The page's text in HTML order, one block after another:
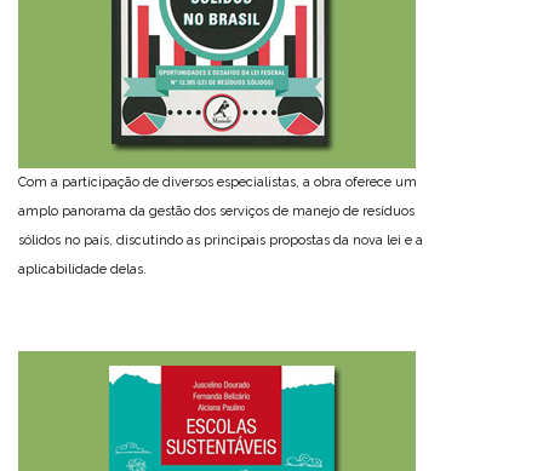
Com a participação de diversos especialistas, a obra oferece um
amplo panorama da gestão dos serviços de manejo de resíduos
sólidos no país, discutindo as principais propostas da nova lei e a
aplicabilidade delas.